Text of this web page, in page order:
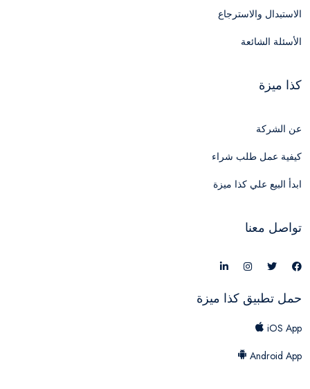
الاستبدال والاسترجاع
الأسئلة الشائعة
كذا ميزة
عن الشركة
كيفية عمل طلب شراء
ابدأ البيع علي كذا ميزة
تواصل معنا
حمل تطبيق كذا ميزة
iOS App
Android App